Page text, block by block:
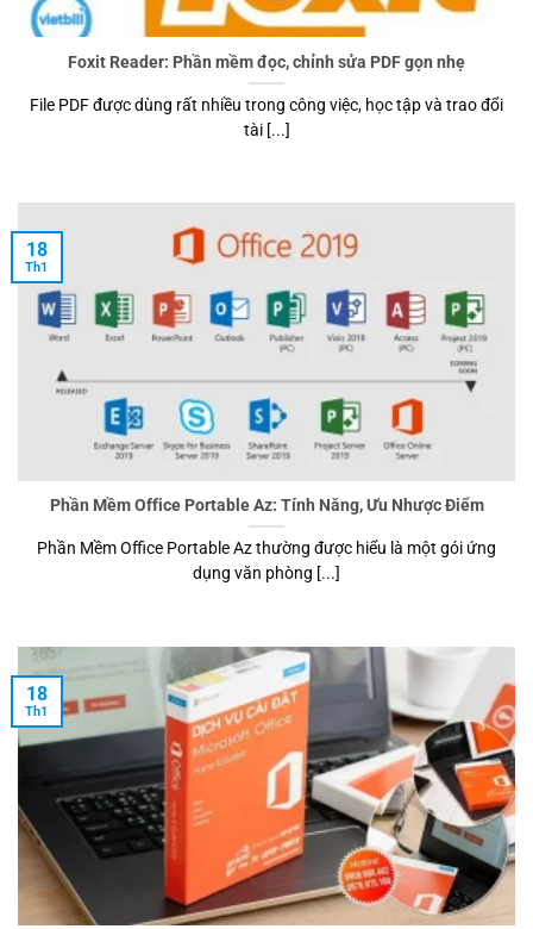
Foxit Reader: Phần mềm đọc, chỉnh sửa PDF gọn nhẹ
File PDF được dùng rất nhiều trong công việc, học tập và trao đổi
tài [...]
Phần Mềm Office Portable Az: Tính Năng, Ưu Nhược Điểm
Phần Mềm Office Portable Az thường được hiểu là một gói ứng
dụng văn phòng [...]
18
Th1
18
Th1